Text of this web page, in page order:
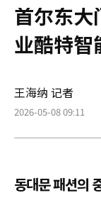
首尔东
业酷特智
王海纳 记者
2026-05-08 09:11
동대문 패션의